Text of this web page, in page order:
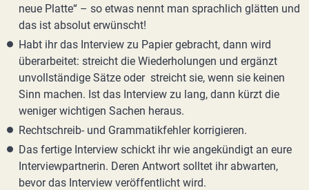
neue Platte“ – so etwas nennt man sprachlich glätten und
das ist absolut erwünscht!
Habt ihr das Interview zu Papier gebracht, dann wird
überarbeitet: streicht die Wiederholungen und ergänzt
unvollständige Sätze oder streicht sie, wenn sie keinen
Sinn machen. Ist das Interview zu lang, dann kürzt die
weniger wichtigen Sachen heraus.
Rechtschreib- und Grammatikfehler korrigieren.
Das fertige Interview schickt ihr wie angekündigt an eure
Interviewpartnerin. Deren Antwort solltet ihr abwarten,
bevor das Interview veröffentlicht wird.